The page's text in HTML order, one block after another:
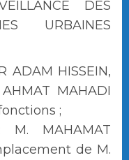
DES
URBAINES
ADAM HISSEIN,
MAHADI
;
MAHAMAT
de M.